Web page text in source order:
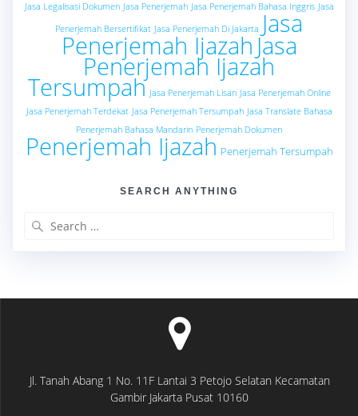
Jasa Legalisasi Dokumen Jasa Penerjemah Jasa Penerjemah Bahasa Inggris Jasa
Penerjemah Bersertifikat Jasa Penerjemah Di Jakarta Jasa
Penerjemah Ijazah Jasa
Penerjemah Ijazah
Tersumpah Jasa Penerjemah Lisan Jasa Penerjemah Online
Jasa Penerjemah Terdekat Jasa Penerjemah Tersumpah Jasa Translate Bahasa
Penerjemah Bahasa Mandarin Penerjemah Dokumen
Penerjemah Ijazah Penerjemah Tersumpah
SEARCH ANYTHING
Jl. Tanah Abang 1 No. 11F Lantai 3 Petojo Selatan Kecamatan
Gambir Jakarta Pusat 10160